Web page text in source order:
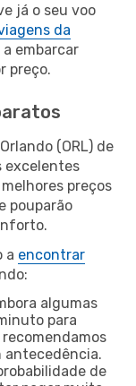
já o seu voo
da
embarcar
preço.
(ORL) de
excelentes
preços
pouparão
a encontrar
algumas
para
antecedência.
de